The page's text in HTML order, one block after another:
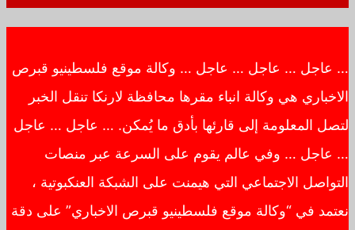
… عاجل … عاجل … عاجل … وكالة موقع فلسطينيو قبرص
الاخباري هي وكالة انباء مقرها محافظة لارنكا تنقل الخبر
لتصل المعلومة إلى قارئها بأدق ما يُمكن. … عاجل … عاجل
… عاجل … وفي عالم يقوم على السرعة عبر منصات
التواصل الاجتماعي التي هيمنت على الشبكة العنكبوتية ،
نعتمد في “وكالة موقع فلسطينيو قبرص الاخباري” على دقة